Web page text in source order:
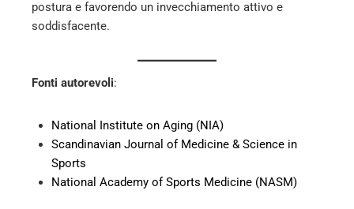
postura e favorendo un invecchiamento attivo e
soddisfacente.
Fonti autorevoli:
National Institute on Aging (NIA)
Scandinavian Journal of Medicine & Science in
Sports
National Academy of Sports Medicine (NASM)